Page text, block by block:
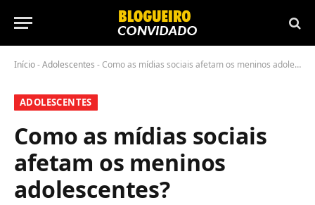
Início-Adolescentes -Como as mídias sociais afetam os meninos adolescentes?
ADOLESCENTES
Como as mídias sociais
afetam os meninos
adolescentes?